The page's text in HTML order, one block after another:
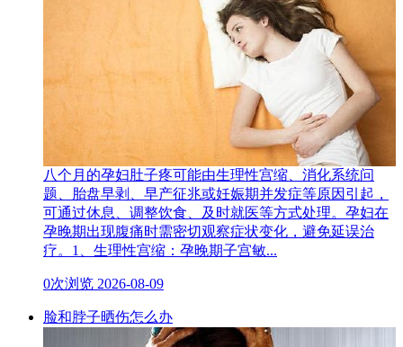
八个月的孕妇肚子疼可能由生理性宫缩、消化系统问
题、胎盘早剥、早产征兆或妊娠期并发症等原因引起，
可通过休息、调整饮食、及时就医等方式处理。孕妇在
孕晚期出现腹痛时需密切观察症状变化，避免延误治
疗。1、生理性宫缩：孕晚期子宫敏...
0次浏览 2026-08-09
脸和脖子晒伤怎么办